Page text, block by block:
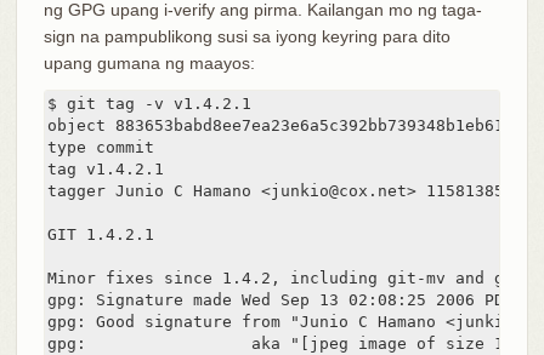
ng GPG upang i-verify ang pirma. Kailangan mo ng taga-
sign na pampublikong susi sa iyong keyring para dito
upang gumana ng maayos:
$ git tag -v v1.4.2.1
object 883653babd8ee7ea23e6a5c392bb739348b1eb61
type commit
tag v1.4.2.1
tagger Junio C Hamano <junkio@cox.net> 1158138501 -
GIT 1.4.2.1
Minor fixes since 1.4.2, including git-mv and git-
gpg: Signature made Wed Sep 13 02:08:25 2006 PDT
gpg: Good signature from "Junio C Hamano
gpg:                 aka "[jpeg image of size